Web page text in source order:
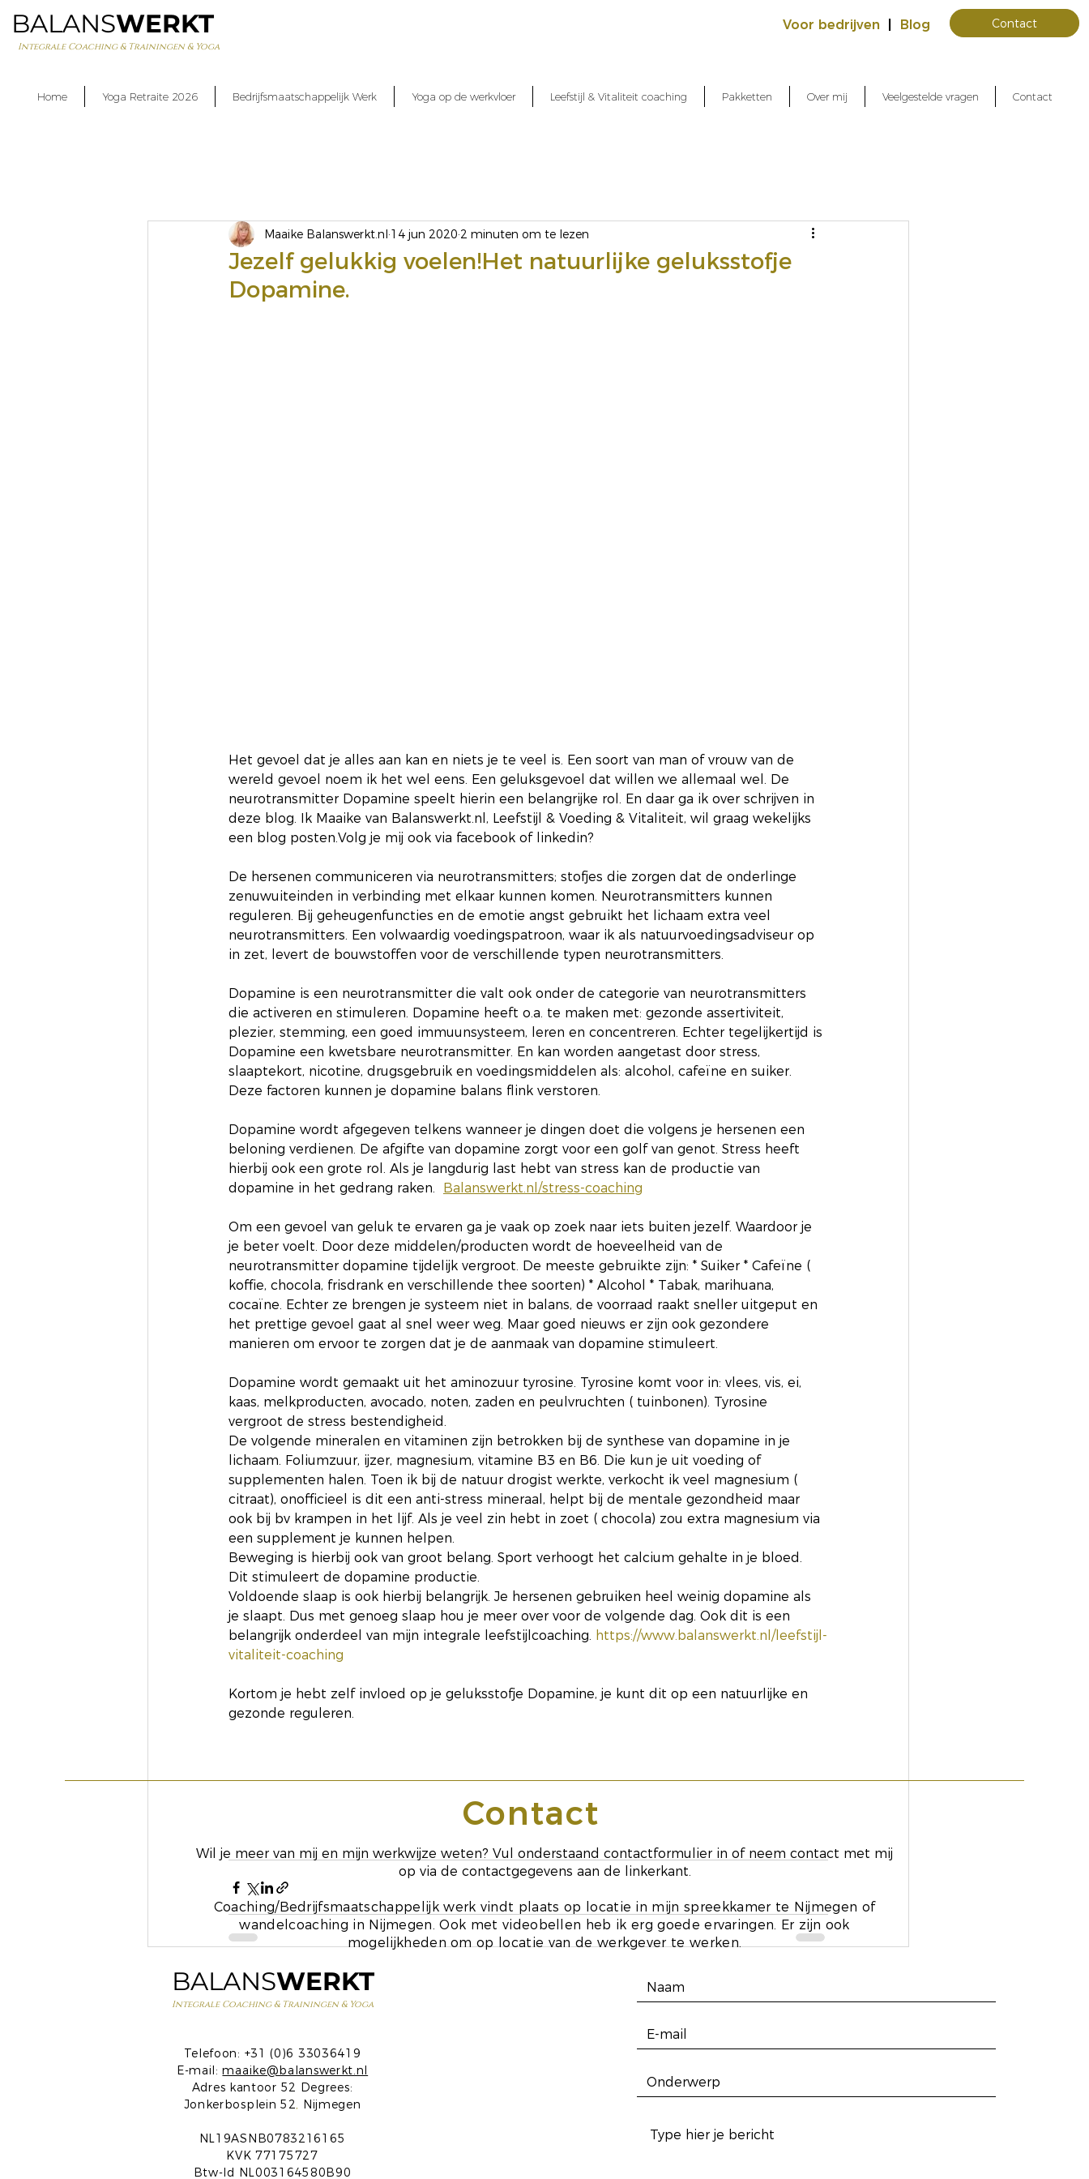
BALANSWERKT
Integrale Coaching & Trainingen & Yoga
Voor bedrijven Blog Contact
Home Yoga Retraite 2026 Bedrijfsmaatschappelijk Werk Yoga op de werkvloer Leefstijl & Vitaliteit coaching Pakketten Over mij Veelgestelde vragen Contact
Jezelf gelukkig voelen!Het natuurlijke geluksstofje
Dopamine.
Maaike Balanswerkt.nl 14 jun 2020 2 minuten om te lezen
Het gevoel dat je alles aan kan en niets je te veel is. Een soort van man of vrouw van de
wereld gevoel noem ik het wel eens. Een geluksgevoel dat willen we allemaal wel. De
neurotransmitter Dopamine speelt hierin een belangrijke rol. En daar ga ik over schrijven in
deze blog. Ik Maaike van Balanswerkt.nl, Leefstijl & Voeding & Vitaliteit, wil graag wekelijks
een blog posten.Volg je mij ook via facebook of linkedin?
De hersenen communiceren via neurotransmitters; stofjes die zorgen dat de onderlinge
zenuwuiteinden in verbinding met elkaar kunnen komen. Neurotransmitters kunnen
reguleren. Bij geheugenfuncties en de emotie angst gebruikt het lichaam extra veel
neurotransmitters. Een volwaardig voedingspatroon, waar ik als natuurvoedingsadviseur op
in zet, levert de bouwstoffen voor de verschillende typen neurotransmitters.
Dopamine is een neurotransmitter die valt ook onder de categorie van neurotransmitters
die activeren en stimuleren. Dopamine heeft o.a. te maken met: gezonde assertiviteit,
plezier, stemming, een goed immuunsysteem, leren en concentreren. Echter tegelijkertijd is
Dopamine een kwetsbare neurotransmitter. En kan worden aangetast door stress,
slaaptekort, nicotine, drugsgebruik en voedingsmiddelen als: alcohol, cafeïne en suiker.
Deze factoren kunnen je dopamine balans flink verstoren.
Dopamine wordt afgegeven telkens wanneer je dingen doet die volgens je hersenen een
beloning verdienen. De afgifte van dopamine zorgt voor een golf van genot. Stress heeft
hierbij ook een grote rol. Als je langdurig last hebt van stress kan de productie van
dopamine in het gedrang raken.
Balanswerkt.nl/stress-coaching
Om een gevoel van geluk te ervaren ga je vaak op zoek naar iets buiten jezelf. Waardoor je
je beter voelt. Door deze middelen/producten wordt de hoeveelheid van de
neurotransmitter dopamine tijdelijk vergroot. De meeste gebruikte zijn: * Suiker * Cafeïne (
koffie, chocola, frisdrank en verschillende thee soorten) * Alcohol * Tabak, marihuana,
cocaïne. Echter ze brengen je systeem niet in balans, de voorraad raakt sneller uitgeput en
het prettige gevoel gaat al snel weer weg. Maar goed nieuws er zijn ook gezondere
manieren om ervoor te zorgen dat je de aanmaak van dopamine stimuleert.
Dopamine wordt gemaakt uit het aminozuur tyrosine. Tyrosine komt voor in: vlees, vis, ei,
kaas, melkproducten, avocado, noten, zaden en peulvruchten ( tuinbonen). Tyrosine
vergroot de stress bestendigheid.
De volgende mineralen en vitaminen zijn betrokken bij de synthese van dopamine in je
lichaam. Foliumzuur, ijzer, magnesium, vitamine B3 en B6. Die kun je uit voeding of
supplementen halen. Toen ik bij de natuur drogist werkte, verkocht ik veel magnesium (
citraat), onofficieel is dit een anti-stress mineraal, helpt bij de mentale gezondheid maar
ook bij bv krampen in het lijf. Als je veel zin hebt in zoet ( chocola) zou extra magnesium via
een supplement je kunnen helpen.
Beweging is hierbij ook van groot belang. Sport verhoogt het calcium gehalte in je bloed.
Dit stimuleert de dopamine productie.
Voldoende slaap is ook hierbij belangrijk. Je hersenen gebruiken heel weinig dopamine als
je slaapt. Dus met genoeg slaap hou je meer over voor de volgende dag. Ook dit is een
belangrijk onderdeel van mijn integrale leefstijlcoaching. https://www.balanswerkt.nl/leefstijl-
vitaliteit-coaching
Kortom je hebt zelf invloed op je geluksstofje Dopamine, je kunt dit op een natuurlijke en
gezonde reguleren.
Recente blogposts
Contact
Wil je meer van mij en mijn werkwijze weten? Vul onderstaand contactformulier in of neem contact met mij
op via de contactgegevens aan de linkerkant.
Coaching/Bedrijfsmaatschappelijk werk vindt plaats op locatie in mijn spreekkamer te Nijmegen of
wandelcoaching in Nijmegen. Ook met videobellen heb ik erg goede ervaringen. Er zijn ook
mogelijkheden om op locatie van de werkgever te werken.
BALANSWERKT
Integrale Coaching & Trainingen & Yoga
Telefoon: +31 (0)6 33036419
E-mail:maaike@balanswerkt.nl
Adres kantoor 52 Degrees:
Jonkerbosplein 52, Nijmegen
NL19ASNB0783216165
KVK 77175727
Btw-Id NL003164580B90